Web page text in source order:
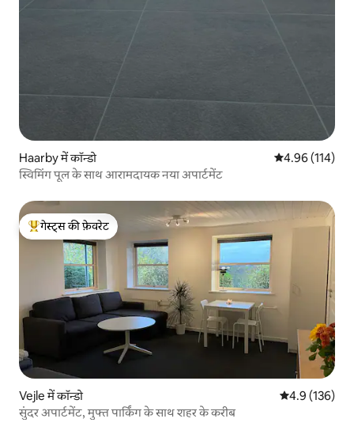
Haarby में कॉन्डो औसत रेटिंग 5 में से
4.96 (114)
स्विमिंग पूल के साथ आरामदायक नया अपार्टमेंट
गेस्ट्स का टॉप फ़ेवरेट
गेस्ट्स की फ़ेवरेट
Vejle में कॉन्डो औसत रेटिंग 5 में
4.9 (136)
सुंदर अपार्टमेंट, मुफ्त पार्किंग के साथ शहर के करीब